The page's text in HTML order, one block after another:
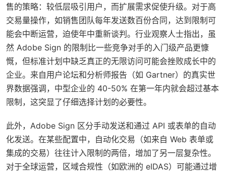
售的策略：较低层吸引用户，而扩展需求促使升级。对于高
交易量操作，如销售团队每年发送数百份合同，达到限制可
能会中断运营，迫使年中重新谈判。行业观察人士指出，虽
然 Adobe Sign 的限制比一些竞争对手的入门级产品更慷
慨，但标准计划中缺乏真正的无限访问可能会挫败成长中的
企业。来自用户论坛和分析师报告（如 Gartner）的真实世
界数据强调，中型企业的 40-50% 在第一年内就会超过基本
限制，这突显了仔细选择计划的必要性。
此外，Adobe Sign 区分手动发送和通过 API 或表单的自动
化发送。在某些配置中，自动化交易（如来自 Web 表单或
集成的交易）往往计入限制的两倍，增加了另一层复杂性。
对于全球运营，区域合规性（如欧洲的 eIDAS）可能通过增